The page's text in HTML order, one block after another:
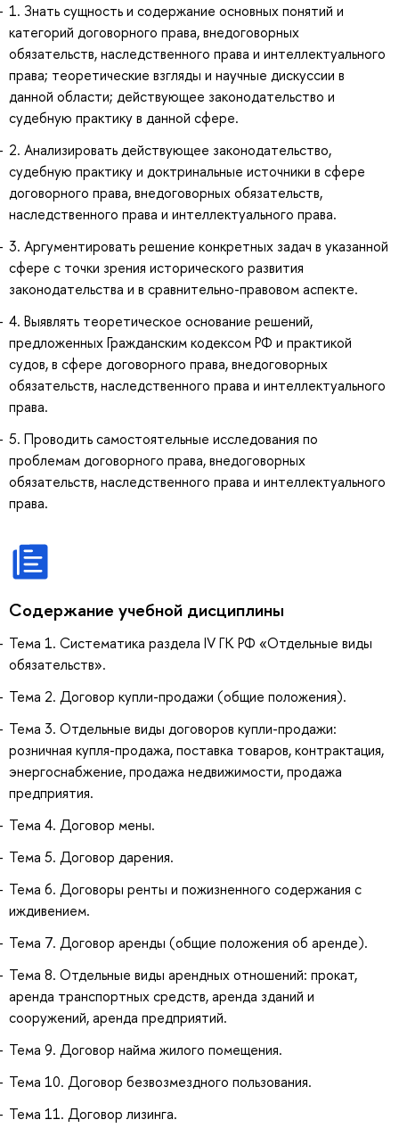
1. Знать сущность и содержание основных понятий и
категорий договорного права, внедоговорных
обязательств, наследственного права и интеллектуального
права; теоретические взгляды и научные дискуссии в
данной области; действующее законодательство и
судебную практику в данной сфере.
2. Анализировать действующее законодательство,
судебную практику и доктринальные источники в сфере
договорного права, внедоговорных обязательств,
наследственного права и интеллектуального права.
3. Аргументировать решение конкретных задач в указанной
сфере с точки зрения исторического развития
законодательства и в сравнительно-правовом аспекте.
4. Выявлять теоретическое основание решений,
предложенных Гражданским кодексом РФ и практикой
судов, в сфере договорного права, внедоговорных
обязательств, наследственного права и интеллектуального
права.
5. Проводить самостоятельные исследования по
проблемам договорного права, внедоговорных
обязательств, наследственного права и интеллектуального
права.
Содержание учебной дисциплины
Тема 1. Систематика раздела IV ГК РФ «Отдельные виды
обязательств».
Тема 2. Договор купли-продажи (общие положения).
Тема 3. Отдельные виды договоров купли-продажи:
розничная купля-продажа, поставка товаров, контрактация,
энергоснабжение, продажа недвижимости, продажа
предприятия.
Тема 4. Договор мены.
Тема 5. Договор дарения.
Тема 6. Договоры ренты и пожизненного содержания с
иждивением.
Тема 7. Договор аренды (общие положения об аренде).
Тема 8. Отдельные виды арендных отношений: прокат,
аренда транспортных средств, аренда зданий и
сооружений, аренда предприятий.
Тема 9. Договор найма жилого помещения.
Тема 10. Договор безвозмездного пользования.
Тема 11. Договор лизинга.